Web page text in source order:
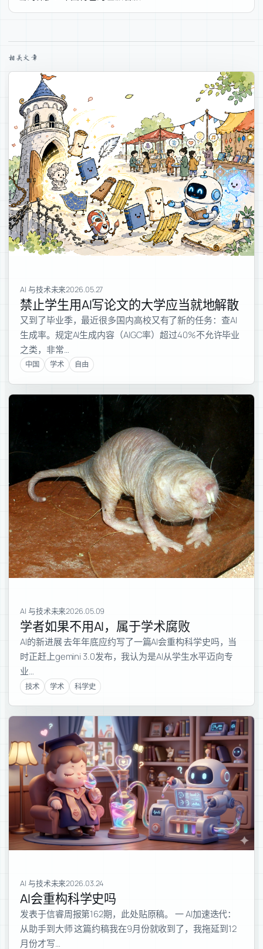
相关文章
AI 与技术未来2026.05.27
禁止学生用AI写论文的大学应当就地解散
又到了毕业季，最近很多国内高校又有了新的任务：查AI
生成率。规定AI生成内容（AIGC率）超过40%不允许毕业
之类，非常…
中国 学术 自由
AI 与技术未来2026.05.09
学者如果不用AI，属于学术腐败
AI的新进展 去年年底应约写了一篇AI会重构科学史吗，当
时正赶上gemini 3.0发布，我认为是AI从学生水平迈向专
业…
技术 学术 科学史
AI 与技术未来2026.03.24
AI会重构科学史吗
发表于信睿周报第162期，此处贴原稿。 一 AI加速迭代：
从助手到大师 这篇约稿我在9月份就收到了，我拖延到12
月份才写…